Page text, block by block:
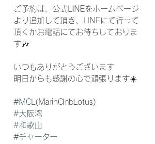
ご予約は、公式LINEをホームページ
より追加して頂き、LINEにて行って
頂くかお電話にてお待ちしておりま
す🎶
いつもありがとうございます
明日からも感謝の心で頑張ります☀️
#MCL (MarinClnbLotus)
#大阪湾
#和歌山
#チャーター